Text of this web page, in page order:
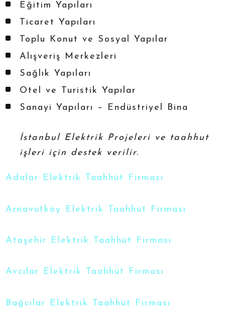
Eğitim Yapıları
Ticaret Yapıları
Toplu Konut ve Sosyal Yapılar
Alışveriş Merkezleri
Sağlık Yapıları
Otel ve Turistik Yapılar
Sanayi Yapıları – Endüstriyel Bina
İstanbul Elektrik Projeleri ve taahhut
işleri için destek verilir.
Adalar Elektrik Taahhüt Firması
Arnavutköy Elektrik Taahhüt Firması
Ataşehir Elektrik Taahhüt Firması
Avcılar Elektrik Taahhüt Firması
Bağcılar Elektrik Taahhüt Firması